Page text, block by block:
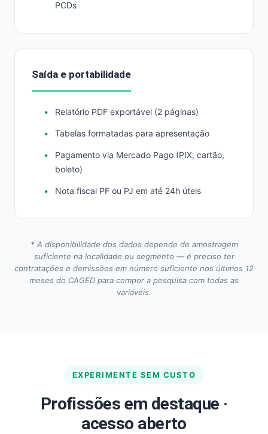
PCDs
Saída e portabilidade
Relatório PDF exportável (2 páginas)
Tabelas formatadas para apresentação
Pagamento via Mercado Pago (PIX, cartão,
boleto)
Nota fiscal PF ou PJ em até 24h úteis
* A disponibilidade dos dados depende de amostragem
suficiente na localidade ou segmento — é preciso ter
contratações e demissões em número suficiente nos últimos 12
meses do CAGED para compor a pesquisa com todas as
variáveis.
EXPERIMENTE SEM CUSTO
Profissões em destaque ·
acesso aberto